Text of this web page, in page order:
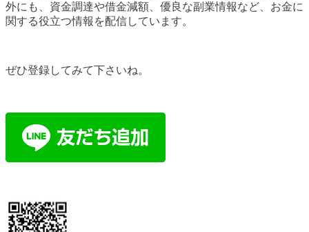
外にも、資金調達や借金減額、優良な副業情報など、お金に
関する役立つ情報を配信しています。
ぜひ登録してみて下さいね。